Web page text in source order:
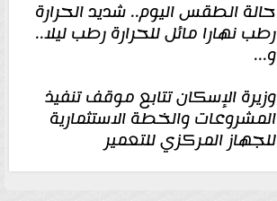
حالة الطقس اليوم.. شديد الحرارة
رطب نهارا مائل للحرارة رطب ليلا..
و...
وزيرة الإسكان تتابع موقف تنفيذ
المشروعات والخطة الاستثمارية
للجهاز المركزي للتعمير